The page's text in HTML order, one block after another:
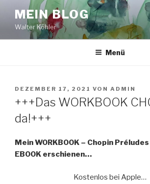
Inhalt
springen
MEIN BLOG
Walter Köhler
Menü
VERÖFFENTLICHT
DEZEMBER 17, 2021 VON ADMIN
+++Das WORKBOOK
da!+++
Mein WORKBOOK – Chopin
EBOOK erschienen…
Kostenlos bei Apple…